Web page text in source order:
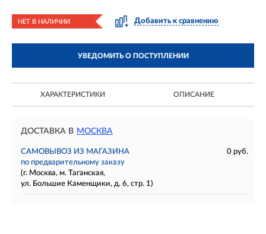
НЕТ В НАЛИЧИИ Добавить к сравнению
УВЕДОМИТЬ О ПОСТУПЛЕНИИ
ХАРАКТЕРИСТИКИ ОПИСАНИЕ
ДОСТАВКА В МОСКВА
САМОВЫВОЗ ИЗ МАГАЗИНА
0 руб.
по предварительному заказу
(г. Москва, м. Таганская,
ул. Большие Каменщики, д. 6, стр. 1)